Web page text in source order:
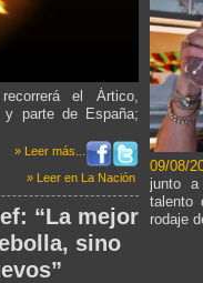
el Ártico,
y parte de España;
» Leer más...
» Leer en La Nación
“La mejor
sino
09/08/
junto
talento
rodaje